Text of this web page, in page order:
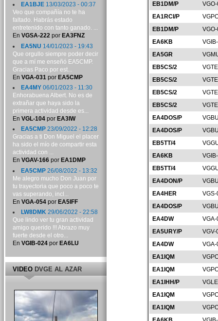
EB1DM/P
EA1RCI/P
EB1DM/P
EA6KB
EA5GR
EB5CS/2
EB5CS/2
EB5CS/2
EB5CS/2
EA4DOS/P
EA4DOS/P
EB5TT/4
EA6KB
EB5TT/4
EA4DON/P
EA4HER
EA4DOS/P
EA4DW
EA5URY/P
VGV-
EA4DW
EA1IQM
EA1IQM
EA1IHH/P
EA1IQM
EA1IQM
EA1BJE13/03/2023 - 00:37
Veo que compañía no te ha
faltado. Habrás estado
entretenido con tanto ganado. ...
En VGSA-222por EA3FNZ
EA5NU 14/01/2023 - 19:43
Que orgullo siempre poder decir
que a mí me enseñó EA5CMP.
Gracias Paco por est...
En VGA-031 por EA5CMP
EA4MY06/01/2023 - 11:30
Enhorabuena Albert. No es de
extrañar que haya sido la
primera actividad desde es...
En VGL-104por EA3IW
EA5CMP23/09/2022 - 12:28
Gracias a ti Don Miguel el placer
ha sido el mío de compartir esta
actividad con ...
En VGAV-166por EA1DMP
EA5CMP26/08/2022 - 13:32
Me alegro mucho Don Juan por
tu trayectoria que poco a poco te
vas superando, incl...
En VGA-054por EA5IFF
LW8DMK29/06/2022 - 22:58
Que lindo ver tu gran actividad
amigo querido !!! Abrazo muy
fuerte desde el otro...
En VGIB-024por EA6LU
VIDEODVGE AL AZAR